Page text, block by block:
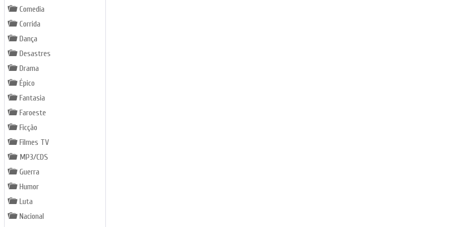
Comedia
Corrida
Dança
Desastres
Drama
Épico
Fantasia
Faroeste
Ficção
Filmes TV
MP3/CDS
Guerra
Humor
Luta
Nacional